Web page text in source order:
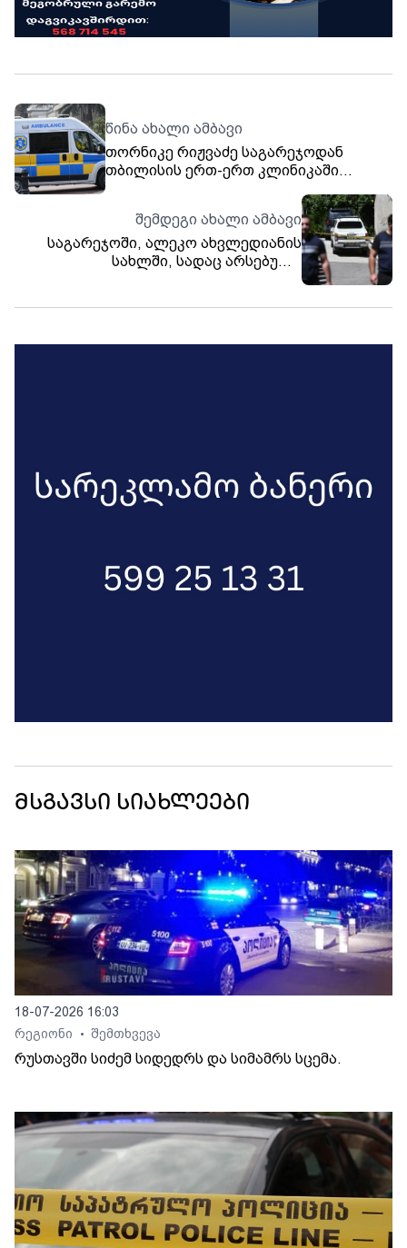
წინა ახალი ამბავი
თორნიკე რიჟვაძე საგარეჯოდან
თბილისის ერთ-ერთ კლინიკაში
შემდეგი ახალი ამბავი
საგარეჯოში, ალეკო ახვლედიანის
სახლში, სადაც არსებული
მსგავსი სიახლეები
18-07-2026 16:03
რეგიონი
• შემთხვევა
რუსთავში სიძემ სიდედრს და სიმამრს სცემა.